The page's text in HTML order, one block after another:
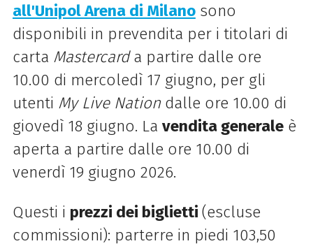
all'Unipol Arena di Milanosono
disponibili in prevendita per i titolari di
carta Mastercarda partire dalle ore
10.00 di mercoledì 17 giugno, per gli
utenti My Live Nation dalle ore 10.00 di
giovedì 18 giugno. La vendita generaleè
aperta a partire dalle ore 10.00 di
venerdì 19 giugno 2026.
Questi i prezzi dei biglietti (escluse
commissioni): parterre in piedi 103,50